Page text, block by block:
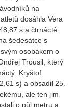
na
dosáhla Vera
s a čtrnácté
šedesátce s
osobákem o
Trousil, který
Kryštof
s) a obsadil 25.
ale ten jim
o půl metru a